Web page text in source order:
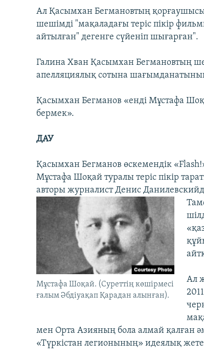
Ал Қасымхан Бегмановтың
шешімді "мақаладағы теріс пікір
айтылған" дегенге сүйеніп шығарған".
Галина Хван Қасымхан Бегмановтың
апелляциялық сотына
Қасымхан Бегманов «енді Мұстафа
бермек».
ДАУ
Қасымхан Бегманов өскемендік
Мұстафа Шоқай туралы теріс пікір
авторы журналист Денис
Мұстафа Шоқай. (Суреттің көшірмесі
ғалым Әбдіуақап Қарадан алынған).
Ал
мен Орта Азияның бола алмай қалған
«Түркістан легионының» идеялық